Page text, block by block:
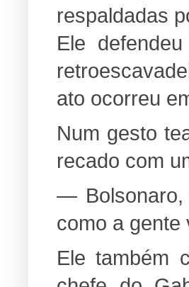
respaldadas
Ele
ato ocorreu
Num gesto
recado com
— Bolsonaro,
como a gente
Ele também